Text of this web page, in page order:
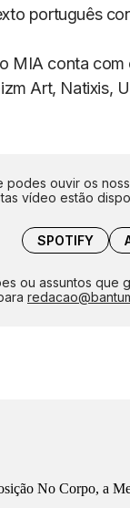
português
MIA conta
Art, Natixis,
podes ouvir os
vídeo estão
SPOTIFY
ou assuntos que